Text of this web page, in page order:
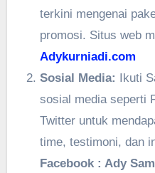
terkini mengenai
promosi. Situs web
Adykurniadi.com
Sosial Media: Ikuti
sosial media seperti
Twitter untuk
time, testimoni, dan
Facebook : Ady